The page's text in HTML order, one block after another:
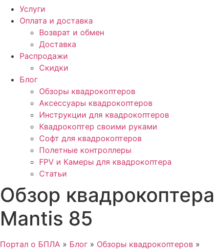
Услуги
Оплата и доставка
Возврат и обмен
Доставка
Распродажи
Скидки
Блог
Обзоры квадрокоптеров
Аксессуары квадрокоптеров
Инструкции для квадрокоптеров
Квадрокоптер своими руками
Софт для квадрокоптеров
Полетные контроллеры
FPV и Камеры для квадрокоптера
Статьи
Обзор квадрокоптера
Mantis 85
Портал о БПЛА » Блог » Обзоры квадрокоптеров »